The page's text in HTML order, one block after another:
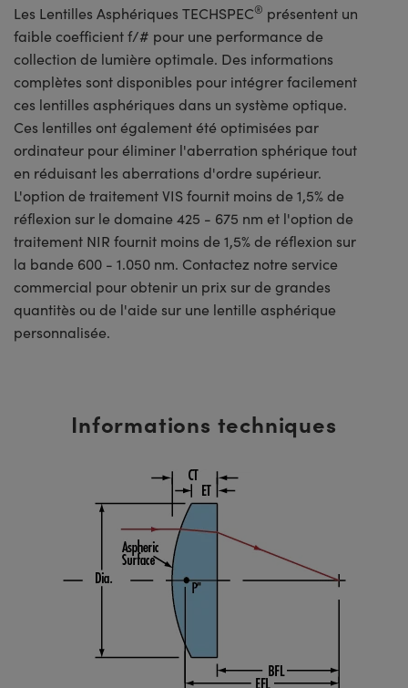
Les Lentilles Asphériques TECHSPEC® présentent un
faible coefficient f/# pour une performance de
collection de lumière optimale. Des informations
complètes sont disponibles pour intégrer facilement
ces lentilles asphériques dans un système optique.
Ces lentilles ont également été optimisées par
ordinateur pour éliminer l'aberration sphérique tout
en réduisant les aberrations d'ordre supérieur.
L'option de traitement VIS fournit moins de 1,5% de
réflexion sur le domaine 425 - 675 nm et l'option de
traitement NIR fournit moins de 1,5% de réflexion sur
la bande 600 - 1.050 nm. Contactez notre service
commercial pour obtenir un prix sur de grandes
quantitès ou de l'aide sur une lentille asphérique
personnalisée.
Informations techniques